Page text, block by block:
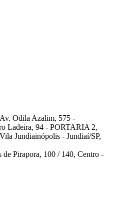
Odila Azalim, 575 -
Ladeira, 94 - PORTARIA 2,
Jundiainópolis - Jundiaí/SP,
de Pirapora, 100 / 140, Centro -